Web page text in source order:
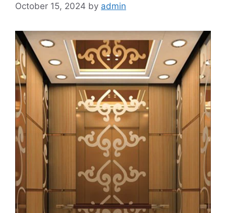
October 15, 2024 by admin